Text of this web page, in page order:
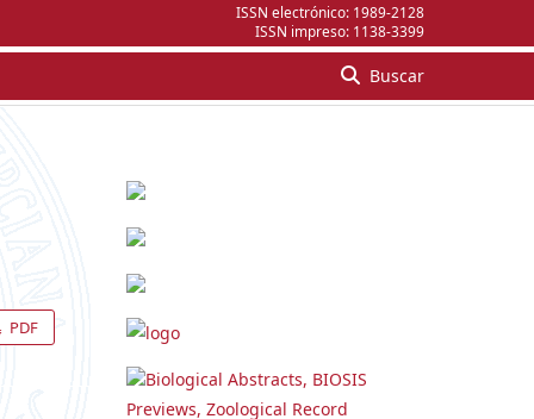
ISSN electrónico: 1989-2128
ISSN impreso: 1138-3399
Buscar
PDF
Biological Abstracts, BIOSIS
Previews, Zoological Record